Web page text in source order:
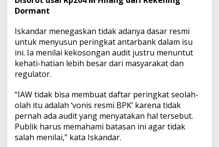
n
b
i
l
i
t
N
e
g
a
r
a
Dormant
Iskandar menegaskan tidak adanya dasar resmi
untuk menyusun peringkat antarbank dalam isu
ini. Ia menilai kekosongan audit justru menuntut
kehati-hatian lebih besar dari masyarakat dan
regulator.
“IAW tidak bisa membuat daftar peringkat seolah-
olah itu adalah ‘vonis resmi BPK’ karena tidak
pernah ada audit yang menyatakan hal tersebut.
Publik harus memahami batasan ini agar tidak
salah menilai,” kata Iskandar.